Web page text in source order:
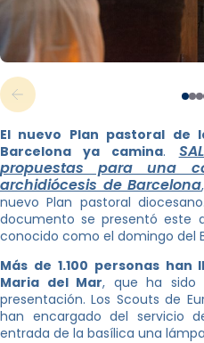
El nuevo Plan pastoral de
Barcelona ya camina.
propuestas para una
archidiócesis de Barcelona
nuevo Plan pastoral
documento se presentó este
conocido como el domingo del
Más de 1.100 personas
Maria del Mar, que ha sido
presentación. Los Scouts de
han encargado del servicio
entrada de la basílica una